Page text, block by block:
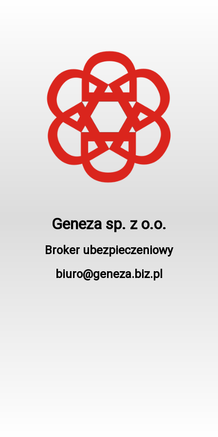
Geneza sp. z o.o.
Broker ubezpieczeniowy
biuro@geneza.biz.pl